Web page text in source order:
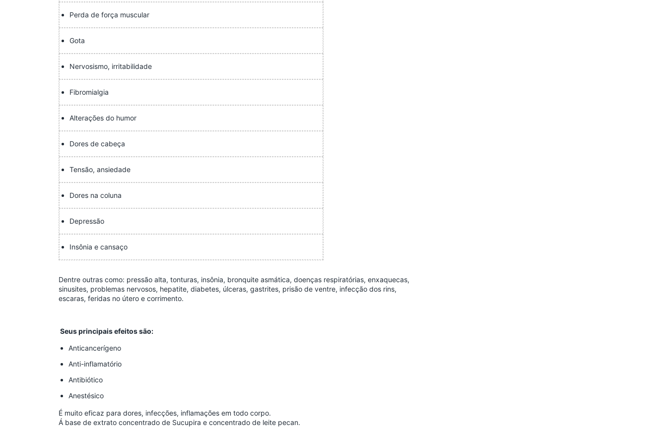
Perda de força muscular
Gota
Nervosismo, irritabilidade
Fibromialgia
Alterações do humor
Dores de cabeça
Tensão, ansiedade
Dores na coluna
Depressão
Insônia e cansaço
Dentre outras como: pressão alta, tonturas, insônia, bronquite asmática, doenças respiratórias, enxaquecas,
sinusites, problemas nervosos, hepatite, diabetes, úlceras, gastrites, prisão de ventre, infecção dos rins,
escaras, feridas no útero e corrimento.
Seus principais efeitos são:
Anticancerígeno
Anti-inflamatório
Antibiótico
Anestésico
É muito eficaz para dores, infecções, inflamações em todo corpo.
Á base de extrato concentrado de Sucupira e concentrado de leite pecan.